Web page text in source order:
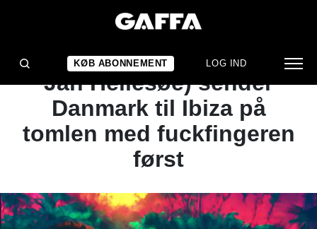
KØB ABONNEMENT LOG IND
ALBUMANMELDELSE
Mindfuck-armadaen (og
Jan Hellesøe) sender
Danmark til Ibiza på
tomlen med fuckfingeren
først